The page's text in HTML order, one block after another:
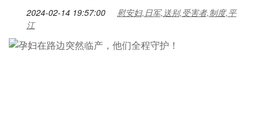
2024-02-14 19:57:00
慰安妇,日军,送别,受害者,制度,平
江